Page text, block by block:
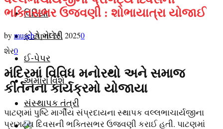
વિડિયો
ફોટો ગેલેરી
ઈ-પેપર
અમારા વિશે
સંસ્થાપક તંત્રી
ભક્તિસભર ઉજવણી : શોભાયાત્રા યોજાઈ
bymusebApril 25, 20250
શેર0
મંદિરમાં વિવિધ મનોરથો અને સમાજ
કીર્તનના કાર્યક્રમો યોજાયા
પાટણમાં પુષ્ટિ માર્ગીય સંપ્રદાયના સ્થાપક વલ્લભાચાર્યજીના
પ્રાગટ્ય દિવસની ભક્તિસભર ઉજવણી કરાઈ હતી. પાટણમાં